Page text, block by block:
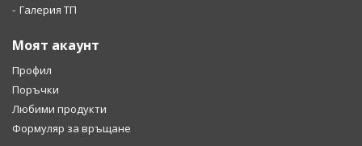
Галерия ТП
Моят акаунт
Профил
Поръчки
Любими продукти
Формуляр за връщане